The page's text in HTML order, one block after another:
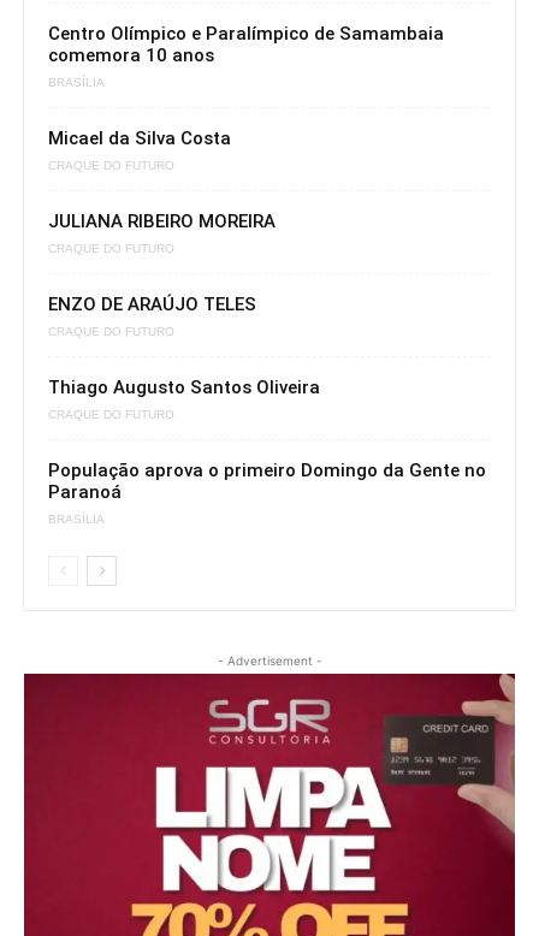
Centro Olímpico e Paralímpico de Samambaia
comemora 10 anos
BRASÍLIA
Micael da Silva Costa
CRAQUE DO FUTURO
JULIANA RIBEIRO MOREIRA
CRAQUE DO FUTURO
ENZO DE ARAÚJO TELES
CRAQUE DO FUTURO
Thiago Augusto Santos Oliveira
CRAQUE DO FUTURO
População aprova o primeiro Domingo da Gente no
Paranoá
BRASÍLIA
- Advertisement -